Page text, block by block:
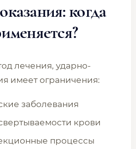
когда
лечения, ударно-
имеет ограничения:
заболевания
крови
процессы